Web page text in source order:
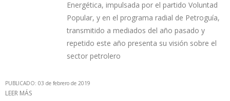
Energética, impulsada por el partido Voluntad
Popular, y en el programa radial de Petroguía,
transmitido a mediados del año pasado y
repetido este año presenta su visión sobre el
sector petrolero
PUBLICADO: 03 de febrero de 2019
LEER MÁS